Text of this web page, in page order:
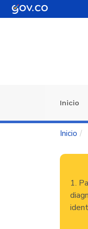
Pasar
al
Inicio
Inicio
1.